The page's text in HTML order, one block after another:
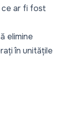
ce ar fi fost
elimine
în unitățile